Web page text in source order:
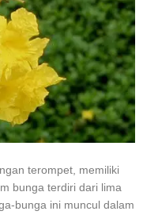
terompet, memiliki
bunga terdiri dari lima
bunga ini muncul dalam